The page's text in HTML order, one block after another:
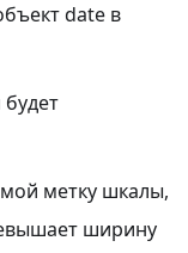
date в
будет
метку шкалы,
ширину